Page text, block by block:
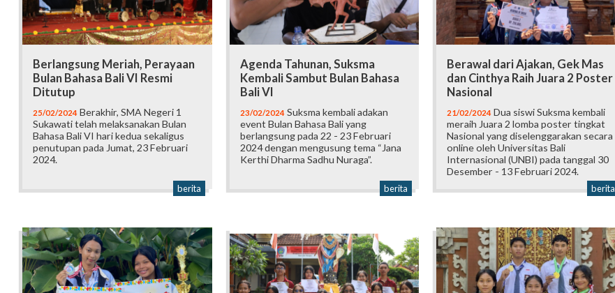
Berlangsung Meriah, Perayaan
Bulan Bahasa Bali VI Resmi
Ditutup
25/02/2024 Berakhir, SMA Negeri 1
Sukawati telah melaksanakan Bulan
Bahasa Bali VI hari kedua sekaligus
penutupan pada Jumat, 23 Februari
2024.
berita
Agenda Tahunan, Suksma
Kembali Sambut Bulan Bahasa
Bali VI
23/02/2024Suksma kembali adakan
event Bulan Bahasa Bali yang
berlangsung pada 22 - 23 Februari
2024 dengan mengusung tema “Jana
Kerthi Dharma Sadhu Nuraga”.
berita
Berawal dari Ajakan, Gek Mas
dan Cinthya Raih Juara 2 Poster
Nasional
21/02/2024 Dua siswi Suksma kembali
meraih Juara 2 lomba poster tingkat
Nasional yang diselenggarakan secara
online oleh Universitas Bali
Internasional (UNBI) pada tanggal 30
Desember - 13 Februari 2024.
berita